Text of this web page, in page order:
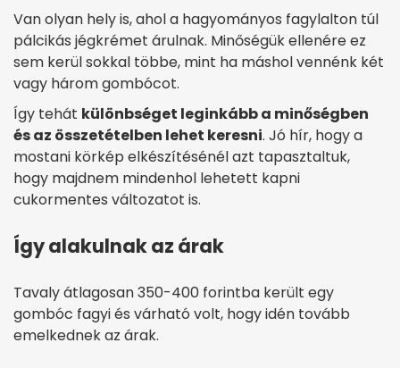
Van olyan hely is, ahol a hagyományos fagylalton túl
pálcikás jégkrémet árulnak. Minőségük ellenére ez
sem kerül sokkal többe, mint ha máshol vennénk két
vagy három gombócot.
Így tehát különbséget leginkább a minőségben
és az összetételben lehet keresni. Jó hír, hogy a
mostani körkép elkészítésénél azt tapasztaltuk,
hogy majdnem mindenhol lehetett kapni
cukormentes változatot is.
Így alakulnak az árak
Tavaly átlagosan 350-400 forintba került egy
gombóc fagyi és várható volt, hogy idén tovább
emelkednek az árak.